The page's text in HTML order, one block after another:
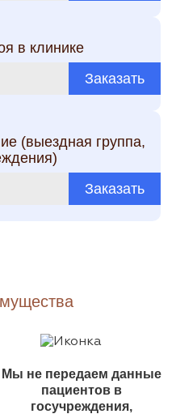
в клинике
Заказать
(выездная группа,
Заказать
Мы не передаем данные
пациентов в
госучреждения,